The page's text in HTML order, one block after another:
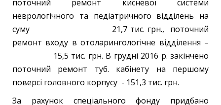
поточний ремонт кисневої системи
неврологічного та педіатричного відділень на
суму 21,7 тис. грн., поточний
ремонт входу в отоларингологічне відділення –
15,5 тис. грн. В грудні 2016 р. закінчено
поточний ремонт туб. кабінету на першому
поверсі головного корпусу - 151,3 тис. грн.
За рахунок спеціального фонду придбано